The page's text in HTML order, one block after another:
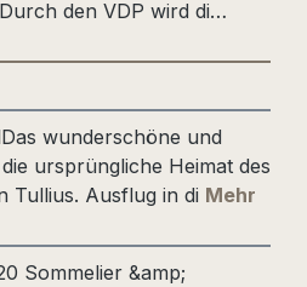
den VDP wird di…
wunderschöne und
ursprüngliche Heimat des
Tullius. Ausflug in di Mehr
Sommelier &amp;